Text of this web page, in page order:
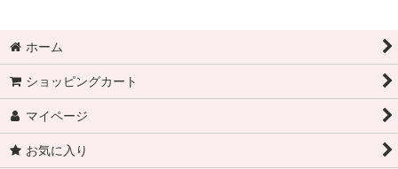
ホーム
ショッピングカート
マイページ
お気に入り